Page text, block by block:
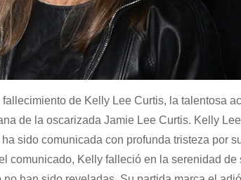
de Kelly Lee Curtis, la talentosa
de la oscarizada Jamie Lee Curtis. Kelly
sido comunicada con profunda tristeza por
comunicado, Kelly falleció en la serenidad de